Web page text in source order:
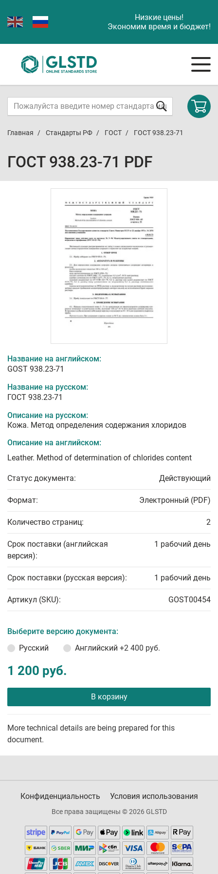
Низкие цены!
Экономим время и бюджет!
Главная Стандарты РФ ГОСТ ГОСТ 938.23-71
ГОСТ 938.23-71 PDF
Название на английском:
GOST 938.23-71
Название на русском:
ГОСТ 938.23-71
Описание на русском:
Кожа. Метод определения содержания хлоридов
Описание на английском:
Leather. Method of determination of chlorides content
Статус документа: Действующий
Формат: Электронный (PDF)
Количество страниц: 2
Срок поставки (английская
версия):
1 рабочий день
Срок поставки (русская версия): 1 рабочий день
Артикул (SKU): GOST00454
Выберите версию документа:
Русский
Английский +2 400 руб.
1 200 руб.
В корзину
More technical details are being prepared for this
document.
Конфиденциальность Условия использования
Все права защищены © 2026 GLSTD